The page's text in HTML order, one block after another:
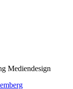
Mediendesign